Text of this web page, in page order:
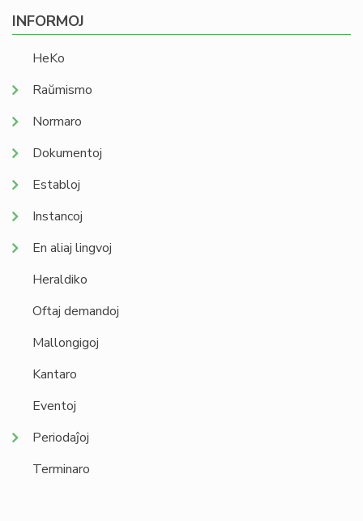
INFORMOJ
HeKo
Raŭmismo
Normaro
Dokumentoj
Establoj
Instancoj
En aliaj lingvoj
Heraldiko
Oftaj demandoj
Mallongigoj
Kantaro
Eventoj
Periodaĵoj
Terminaro